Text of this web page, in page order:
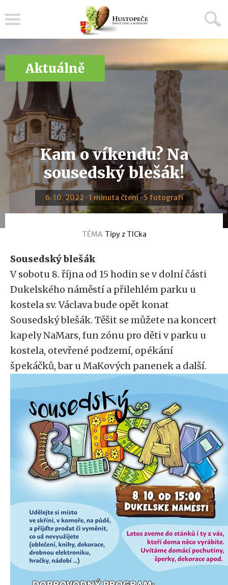
Aktuálně
Kam o víkendu? Na
sousedský blešák!
6. 10. 2022 · 1 minuta čtení · 5 fotografí
TÉMA Tipy z TICka
Sousedský blešák
V sobotu 8. října od 15 hodin se v dolní části
Dukelského náměstí a přilehlém parku u
kostela sv. Václava bude opět konat
Sousedský blešák. Těšit se můžete na koncert
kapely NaMars, fun zónu pro děti v parku u
kostela, otevřené podzemí, opékání
špekáčků, bar u MaKových panenek a další.